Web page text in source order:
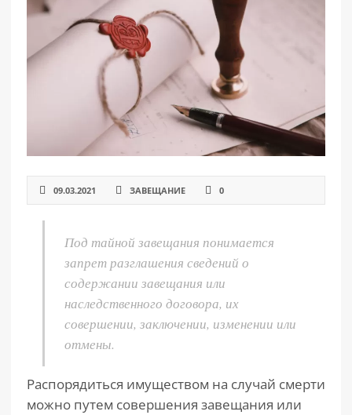
РАЗДЕЛЫ
САЙТА
09.03.2021 ЗАВЕЩАНИЕ 0
Под тайной завещания понимается
запрет разглашения сведений о
содержании завещания или
наследственного договора, их
совершении, заключении, изменении или
отмены.
Распорядиться имуществом на случай смерти
можно путем совершения завещания или